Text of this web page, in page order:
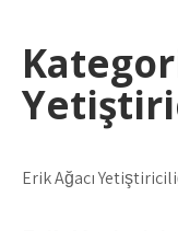
Erik Ağacı